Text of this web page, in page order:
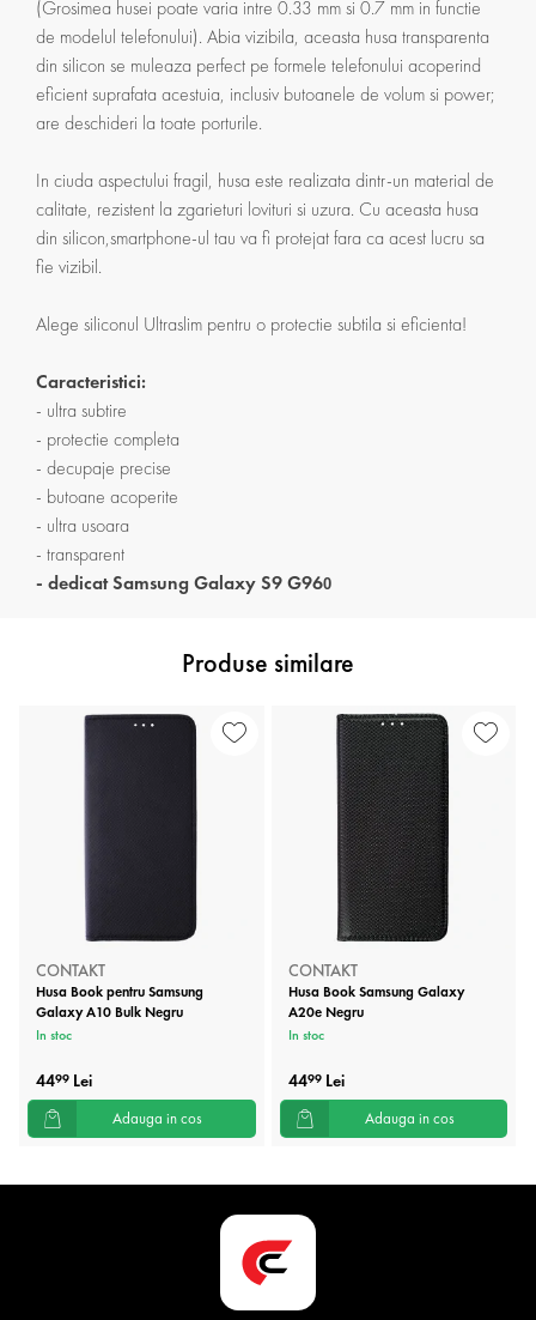
(Grosimea husei poate varia intre 0.33 mm si 0.7 mm in functie
de modelul telefonului). Abia vizibila, aceasta husa transparenta
din silicon se muleaza perfect pe formele telefonului acoperind
eficient suprafata acestuia, inclusiv butoanele de volum si power;
are deschideri la toate porturile.
In ciuda aspectului fragil, husa este realizata dintr-un material de
calitate, rezistent la zgarieturi lovituri si uzura. Cu aceasta husa
din silicon,smartphone-ul tau va fi protejat fara ca acest lucru sa
fie vizibil.
Alege siliconul Ultraslim pentru o protectie subtila si eficienta!
Caracteristici:
- ultra subtire
- protectie completa
- decupaje precise
- butoane acoperite
- ultra usoara
- transparent
- dedicat Samsung Galaxy S9 G960
Produse similare
CONTAKT
Husa Book pentru Samsung
Galaxy A10 Bulk Negru
In stoc
4499 Lei
Adauga in cos
CONTAKT
Husa Book Samsung Galaxy
A20e Negru
In stoc
4499Lei
Adauga in cos